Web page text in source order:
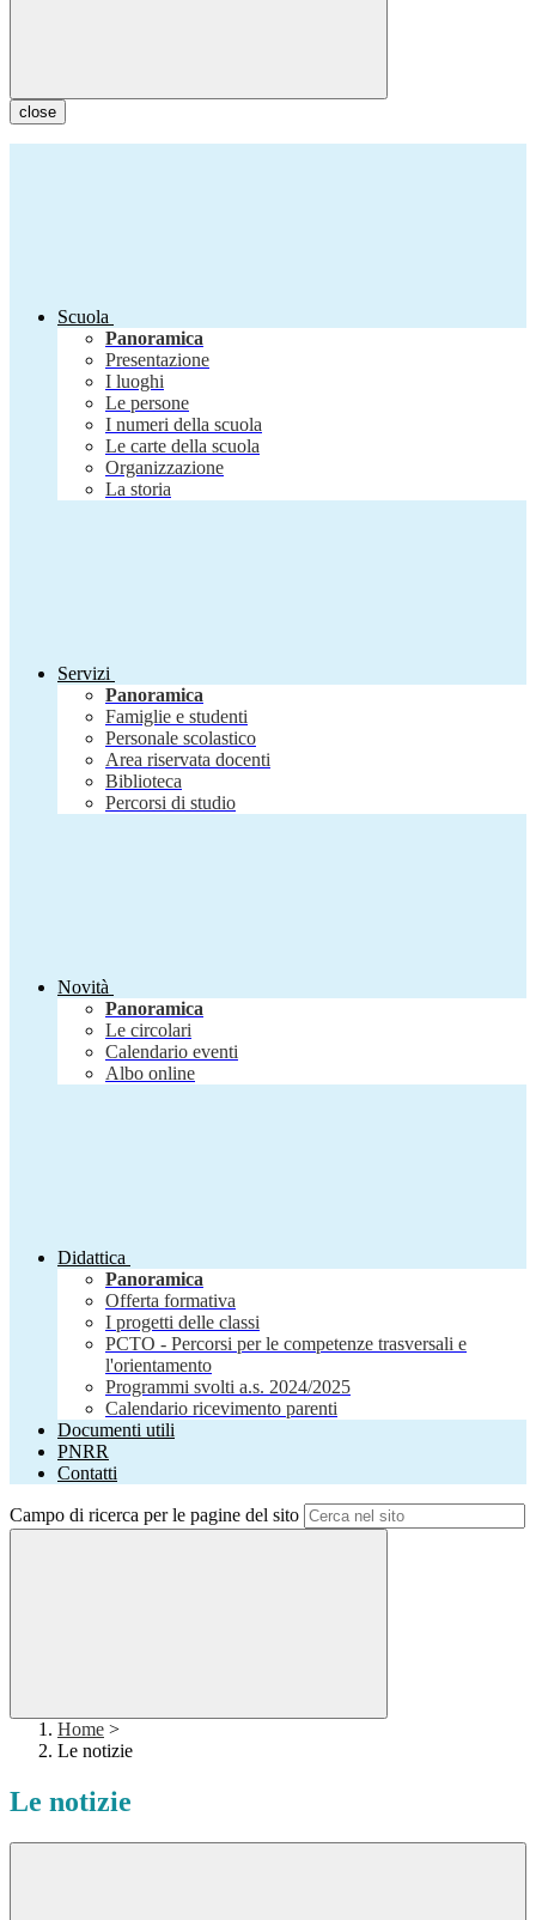
close
Scuola
Panoramica
Presentazione
I luoghi
Le persone
I numeri della scuola
Le carte della scuola
Organizzazione
La storia
Servizi
Panoramica
Famiglie e studenti
Personale scolastico
Area riservata docenti
Biblioteca
Percorsi di studio
Novità
Panoramica
Le circolari
Calendario eventi
Albo online
Didattica
Panoramica
Offerta formativa
I progetti delle classi
PCTO - Percorsi per le competenze trasversali e
l'orientamento
Programmi svolti a.s. 2024/2025
Calendario ricevimento parenti
Documenti utili
PNRR
Contatti
Campo di ricerca per le pagine del sito
Home >
Le notizie
Le notizie